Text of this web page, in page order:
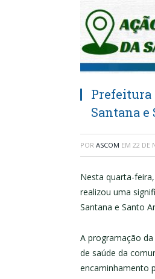
Prefeitura
Santana
POR ASCOM EM 22 DE
Nesta quarta-
realizou uma
Santana e Santo
A programação
de saúde da
encaminhamento